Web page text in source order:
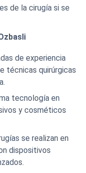
de la cirugía si se
de experiencia
técnicas quirúrgicas
tecnología en
y cosméticos
se realizan en
dispositivos